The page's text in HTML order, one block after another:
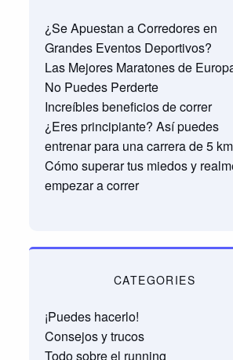
¿Se Apuestan a Corredores en
Grandes Eventos Deportivos?
Las Mejores Maratones de
No Puedes Perderte
Increíbles beneficios de correr
¿Eres principiante? Así puedes
entrenar para una carrera de 5 km
Cómo superar tus miedos y
empezar a correr
CATEGORIES
¡Puedes hacerlo!
Consejos y trucos
Todo sobre el running